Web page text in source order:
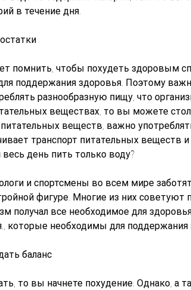
в течение дня.
помнить, чтобы похудеть здоровым
поддержания здоровья. Поэтому
разнообразную пищу, что
веществах, то вы можете
веществ, важно
транспорт питательных веществ и
весь день пить только воду?
и спортсмены во всем мире
фигуре. Многие из них советуют
получал все необходимое для
которые необходимы для поддержания
баланс
то вы начнете похудение. Однако, а